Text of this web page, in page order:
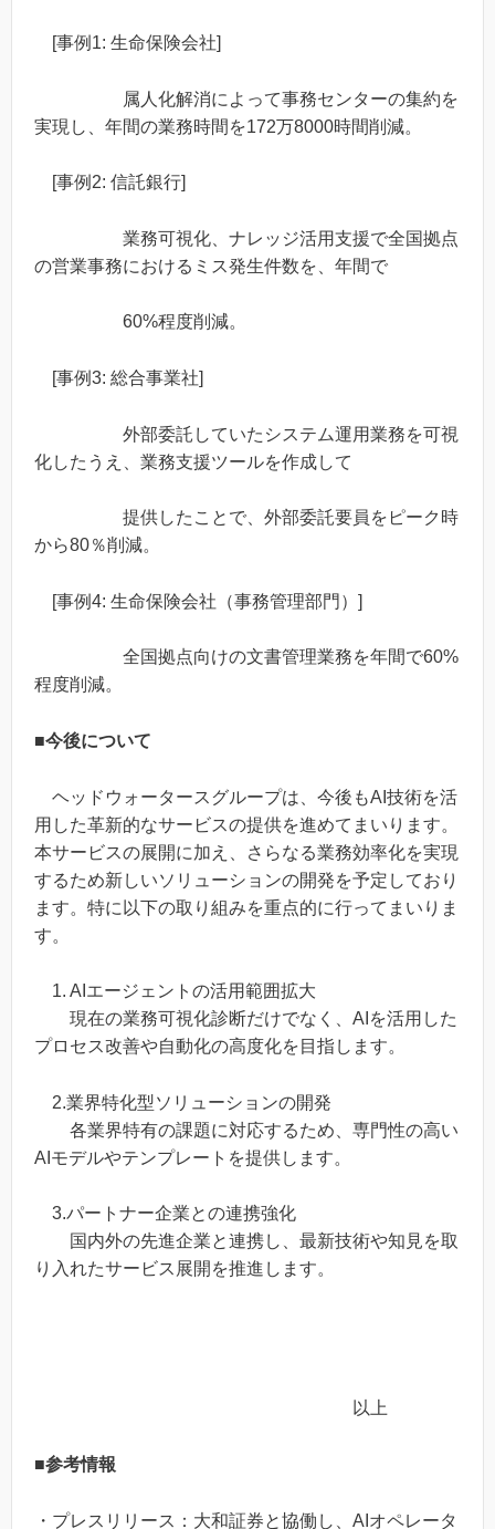
[事例1: 生命保険会社]
属人化解消によって事務センターの集約を
実現し、年間の業務時間を172万8000時間削減。​
[事例2: 信託銀行]
業務可視化、ナレッジ活用支援で全国拠点
の営業事務におけるミス発生件数を、年間で
60%程度削減。​​
[事例3: 総合事業社]
外部委託していたシステム運用業務を可視
化したうえ、業務支援ツールを作成して
提供したことで、外部委託要員をピーク時
から80％削減。
[事例4: 生命保険会社（事務管理部門）]
全国拠点向けの文書管理業務を年間で60%
程度削減。
■今後について
ヘッドウォータースグループは、今後もAI技術を活
用した革新的なサービスの提供を進めてまいります。
本サービスの展開に加え、さらなる業務効率化を実現
するため新しいソリューションの開発を予定しており
ます。特に以下の取り組みを重点的に行ってまいりま
す。
1. AIエージェントの活用範囲拡大
現在の業務可視化診断だけでなく、AIを活用した
プロセス改善や自動化の高度化を目指します。
2.業界特化型ソリューションの開発
各業界特有の課題に対応するため、専門性の高い
AIモデルやテンプレートを提供します。
3.パートナー企業との連携強化
国内外の先進企業と連携し、最新技術や知見を取
り入れたサービス展開を推進します。
以上
■参考情報
・プレスリリース：大和証券と協働し、AIオペレータ